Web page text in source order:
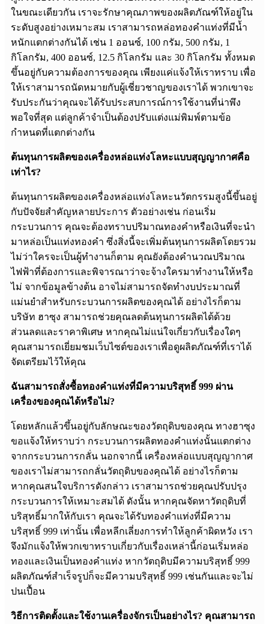
ในขณะเดียวกัน เราจะรักษาคุณภาพของผลิตภัณฑ์ให้อยู่ใน
ระดับสูงอย่างเหมาะสม เราสามารถหล่อทองคำแท่งที่มีน้ำ
หนักแตกต่างกันได้ เช่น 1 ออนซ์, 100 กรัม, 500 กรัม, 1
กิโลกรัม, 400 ออนซ์, 12.5 กิโลกรัม และ 30 กิโลกรัม ทั้งหมด
ขึ้นอยู่กับความต้องการของคุณ เพียงแค่แจ้งให้เราทราบ เพื่อ
ให้เราสามารถนัดหมายกับผู้เชี่ยวชาญของเราได้ พวกเขาจะ
รับประกันว่าคุณจะได้รับประสบการณ์การใช้งานที่น่าพึง
พอใจที่สุด แต่ลูกค้าจำเป็นต้องปรับแต่งแม่พิมพ์ตามข้อ
กำหนดที่แตกต่างกัน
ต้นทุนการผลิตของเครื่องหล่อแท่งโลหะแบบสุญญากาศคือ
เท่าไร?
ต้นทุนการผลิตของเครื่องหล่อแท่งโลหะนวัตกรรมสูงนี้ขึ้นอยู่
กับปัจจัยสำคัญหลายประการ ตัวอย่างเช่น ก่อนเริ่ม
กระบวนการ คุณจะต้องทราบปริมาณทองคำหรือเงินที่จะนำ
มาหล่อเป็นแท่งทองคำ ซึ่งสิ่งนี้จะเพิ่มต้นทุนการผลิตโดยรวม
ไม่ว่าใครจะเป็นผู้ทำงานก็ตาม คุณยังต้องคำนวณปริมาณ
ไฟฟ้าที่ต้องการและพิจารณาว่าจะจ้างใครมาทำงานให้หรือ
ไม่ จากข้อมูลข้างต้น อาจไม่สามารถจัดทำงบประมาณที่
แม่นยำสำหรับกระบวนการผลิตของคุณได้ อย่างไรก็ตาม
บริษัท ฮาซุง สามารถช่วยคุณลดต้นทุนการผลิตได้ด้วย
ส่วนลดและราคาพิเศษ หากคุณไม่แน่ใจเกี่ยวกับเรื่องใดๆ
คุณสามารถเยี่ยมชมเว็บไซต์ของเราเพื่อดูผลิตภัณฑ์ที่เราได้
จัดเตรียมไว้ให้คุณ
ฉันสามารถสั่งซื้อทองคำแท่งที่มีความบริสุทธิ์ 999 ผ่าน
เครื่องของคุณได้หรือไม่?
โดยหลักแล้วขึ้นอยู่กับลักษณะของวัตถุดิบของคุณ ทางฮาซุง
ขอแจ้งให้ทราบว่า กระบวนการผลิตทองคำแท่งนั้นแตกต่าง
จากกระบวนการกลั่น นอกจากนี้ เครื่องหล่อแบบสุญญากาศ
ของเราไม่สามารถกลั่นวัตถุดิบของคุณได้ อย่างไรก็ตาม
หากคุณสนใจบริการดังกล่าว เราสามารถช่วยคุณปรับปรุง
กระบวนการให้เหมาะสมได้ ดังนั้น หากคุณจัดหาวัตถุดิบที่
บริสุทธิ์มากให้กับเรา คุณจะได้รับทองคำแท่งที่มีความ
บริสุทธิ์ 999 เท่านั้น เพื่อหลีกเลี่ยงการทำให้ลูกค้าผิดหวัง เรา
จึงมักแจ้งให้พวกเขาทราบเกี่ยวกับเรื่องเหล่านี้ก่อนเริ่มหล่อ
ทองและเงินเป็นทองคำแท่ง หากวัตถุดิบมีความบริสุทธิ์ 999
ผลิตภัณฑ์สำเร็จรูปก็จะมีความบริสุทธิ์ 999 เช่นกันและจะไม่
ปนเปื้อน
วิธีการติดตั้งและใช้งานเครื่องจักรเป็นอย่างไร? คุณสามารถ